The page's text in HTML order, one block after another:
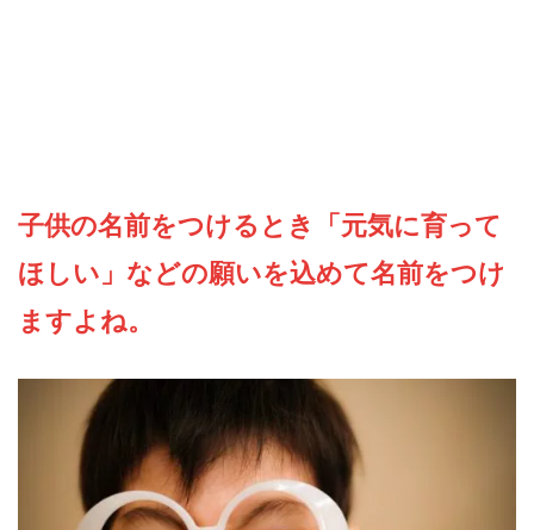
子供の名前をつけるとき「元気に育って
ほしい」などの願いを込めて名前をつけ
ますよね。